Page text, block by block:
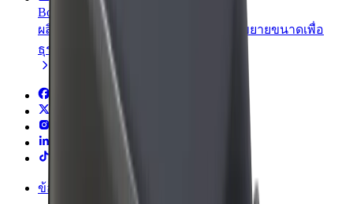
Bolt for Business
ผลิตภัณฑ์และบริการของ Bolt ที่มีการขยายขนาดเพื่อ
ธุรกิจของคุณ
ข้อกำหนด และเงื่อนไข